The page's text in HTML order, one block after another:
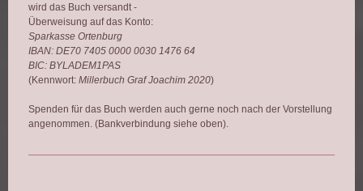
wird das Buch versandt -
Überweisung auf das Konto:
Sparkasse Ortenburg
IBAN: DE70 7405 0000 0030 1476 64
BIC: BYLADEM1PAS
(Kennwort: Millerbuch Graf Joachim 2020)
Spenden für das Buch werden auch gerne noch nach der Vorstellung
angenommen. (Bankverbindung siehe oben).